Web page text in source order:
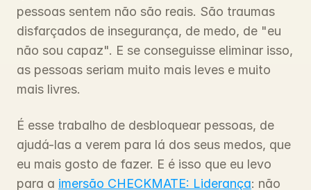
pessoas sentem não são reais. São traumas
disfarçados de insegurança, de medo, de "eu
não sou capaz". E se conseguisse eliminar isso,
as pessoas seriam muito mais leves e muito
mais livres.
É esse trabalho de desbloquear pessoas, de
ajudá-las a verem para lá dos seus medos, que
eu mais gosto de fazer. E é isso que eu levo
para a imersão CHECKMATE: Liderança: não